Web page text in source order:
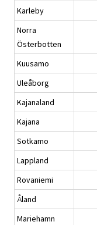
Karleby
Norra
Österbotten
Kuusamo
Uleåborg
Kajanaland
Kajana
Sotkamo
Lappland
Rovaniemi
Åland
Mariehamn